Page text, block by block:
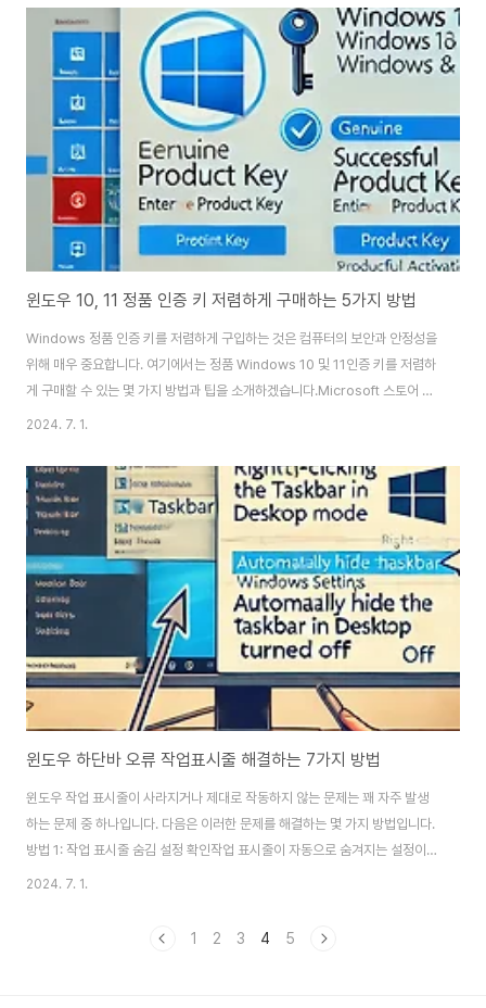
한 환경에서 HWP 파일을 쉽게 접근하고 편집할 수 있습니다.1. 한컴오피스 한
글 사용한컴오피스 한글은 HWP 파일을 기본적으로 열고 편집할 수 있는 소프
트웨어입니다.한컴오피스는 대한민국에서 널리 사용되는 워드 프로세서로,
HWP 파일을 원활하게 열 수 있는 최고의 도구 중 하나입니다. 최신 버전의 한
컴오피스 한글을 사용하면 HW..
윈도우 10, 11 정품 인증 키 저렴하게 구매하는 5가지 방법
Windows 정품 인증 키를 저렴하게 구입하는 것은 컴퓨터의 보안과 안정성을
위해 매우 중요합니다. 여기에서는 정품 Windows 10 및 11인증 키를 저렴하
게 구매할 수 있는 몇 가지 방법과 팁을 소개하겠습니다.Microsoft 스토어 및
공인 리셀러Microsoft 스토어나 공인 리셀러에서 직접 구매하면 정품
지만, 정품임을 보장받고 Microsoft의 지원을 받을 수 있습니다.장점단점정
품 라이선스 보장다른 옵션에 비해 비쌀 수 있음고객 지원 및 업데이트 제공 위
조 또는 만료된 키의 위험 없음 Microsoft 스토어 방문할인 리셀러 및 온라인
마켓플레이스여러 온라인 마켓플레이스에서는 할인된 Windows 라이선스
키..
2024. 7. 1.
윈도우 하단바 오류 작업표시줄 해결하는 7가지 방법
윈도우 작업 표시줄이 사라지거나 제대로 작동하지 않는 문제는 꽤 자주 발생
하는 문제 중 하나입니다. 다음은 이러한 문제를 해결하는 몇 가지 방법입니다.
방법 1: 작업 표시줄 숨김 설정 확인작업 표시줄이 자동으로 숨겨지는 설정이
켜져 있을 수 있습니다.시작 메뉴를 열고 설정을 클릭합니다.개인 설정을 선택
2024. 7. 1.
1 2 3 4 5